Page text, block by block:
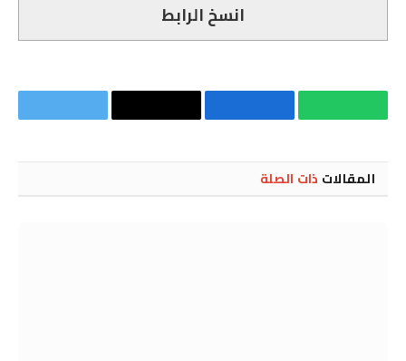
انسخ الرابط
واتساب فيسبوك
Copy
تويتر
المقالات ذات الصلة